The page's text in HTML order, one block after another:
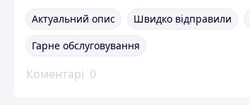
Актуальний опис
Швидко відправили
Гарне обслуговування
Коментарі 0